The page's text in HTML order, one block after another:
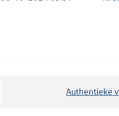
Authentieke